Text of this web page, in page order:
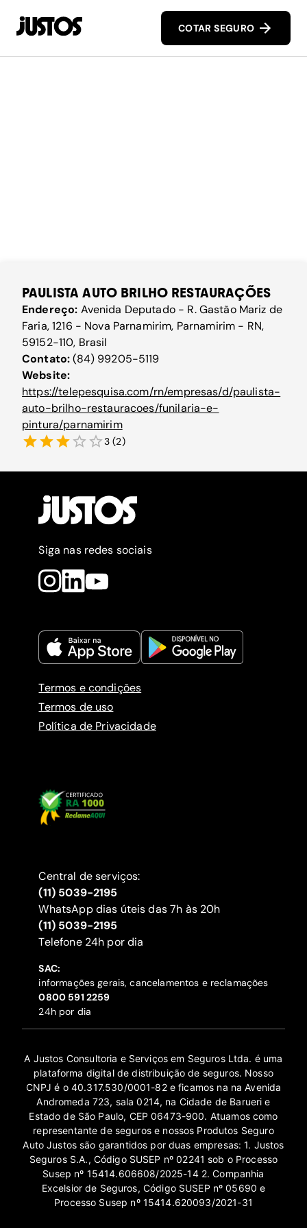
COTAR SEGURO
PAULISTA AUTO BRILHO RESTAURAÇÕES
Endereço: Avenida Deputado - R. Gastão Mariz de
Faria, 1216 - Nova Parnamirim, Parnamirim - RN,
59152-110, Brasil
Contato:(84) 99205-5119
Website:
https://telepesquisa.com/rn/empresas/d/paulista-
auto-brilho-restauracoes/funilaria-e-
pintura/parnamirim
3 (2)
Siga nas redes sociais
Termos e condições
Termos de uso
Política de Privacidade
Central de serviços:
(11) 5039-2195
WhatsApp dias úteis das 7h às 20h
(11) 5039-2195
‍Telefone 24h por dia
SAC:
informações gerais, cancelamentos e reclamações
‍0800 591 2259
24h por dia
A Justos Consultoria e Serviços em Seguros Ltda. é uma
plataforma digital de distribuição de seguros. Nosso
CNPJ é o 40.317.530/0001-82 e ficamos na na Avenida
Andromeda 723, sala 0214, na Cidade de Barueri e
Estado de São Paulo, CEP 06473-900. Atuamos como
representante de seguros e nossos Produtos Seguro
Auto Justos são garantidos por duas empresas: 1. Justos
Seguros S.A., Código SUSEP nº 02241 sob o Processo
Susep nº 15414.606608/2025-14 2. Companhia
Excelsior de Seguros, Código SUSEP nº 05690 e
Processo Susep nº 15414.620093/2021-31